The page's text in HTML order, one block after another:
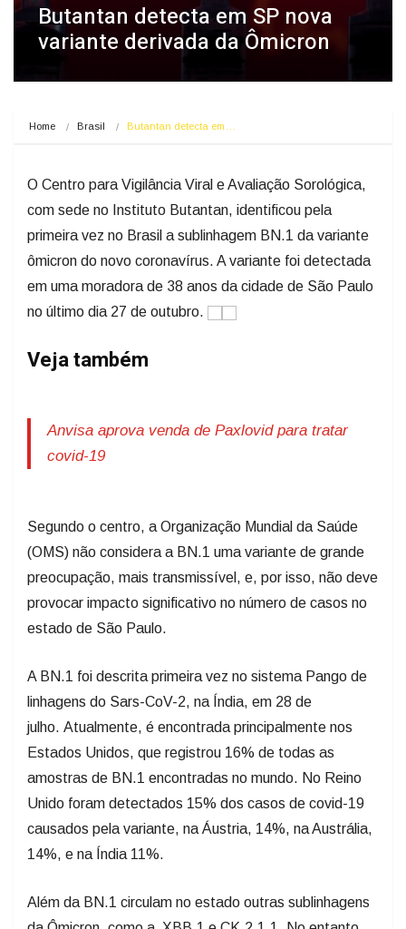
Butantan detecta em SP nova
variante derivada da Ômicron
Home Brasil Butantan detecta em…
O Centro para Vigilância Viral e Avaliação Sorológica,
com sede no Instituto Butantan, identificou pela
primeira vez no Brasil a sublinhagem BN.1 da variante
ômicron do novo coronavírus. A variante foi detectada
em uma moradora de 38 anos da cidade de São Paulo
no último dia 27 de outubro.
Veja também
Anvisa aprova venda de Paxlovid para tratar
covid-19
Segundo o centro, a Organização Mundial da Saúde
(OMS) não considera a BN.1 uma variante de grande
preocupação, mais transmissível, e, por isso, não deve
provocar impacto significativo no número de casos no
estado de São Paulo.
A BN.1 foi descrita primeira vez no sistema Pango de
linhagens do Sars-CoV-2, na Índia, em 28 de
julho. Atualmente, é encontrada principalmente nos
Estados Unidos, que registrou 16% de todas as
amostras de BN.1 encontradas no mundo. No Reino
Unido foram detectados 15% dos casos de covid-19
causados pela variante, na Áustria, 14%, na Austrália,
14%, e na Índia 11%.
Além da BN.1 circulam no estado outras sublinhagens